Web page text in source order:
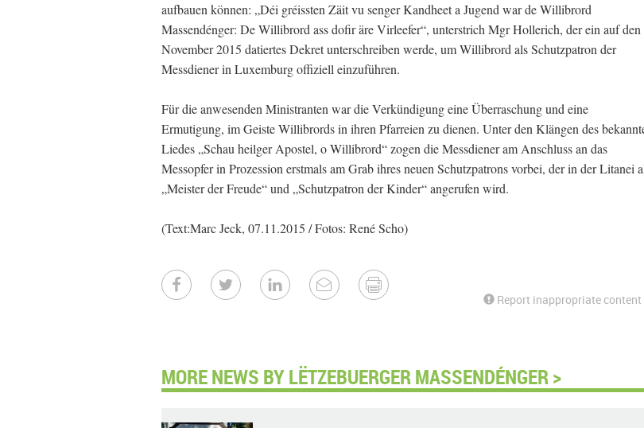
aufbauen können: „Déi gréissten Zäit vu senger Kandheet a Jugend war de Willibrord
Massendénger: De Willibrord ass dofir äre Virleefer“, unterstrich Mgr Hollerich, der ein auf den
November 2015 datiertes Dekret unterschreiben werde, um Willibrord als Schutzpatron der
Messdiener in Luxemburg offiziell einzuführen.
Für die anwesenden Ministranten war die Verkündigung eine Überraschung und eine
Ermutigung, im Geiste Willibrords in ihren Pfarreien zu dienen. Unter den Klängen des
Liedes „Schau heilger Apostel, o Willibrord“ zogen die Messdiener am Anschluss an das
Messopfer in Prozession erstmals am Grab ihres neuen Schutzpatrons vorbei, der in der Litanei
„Meister der Freude“ und „Schutzpatron der Kinder“ angerufen wird.
(Text:Marc Jeck, 07.11.2015 / Fotos: René Scho)
Report inappropriate content
MORE NEWS BY LËTZEBUERGER MASSENDÉNGER >